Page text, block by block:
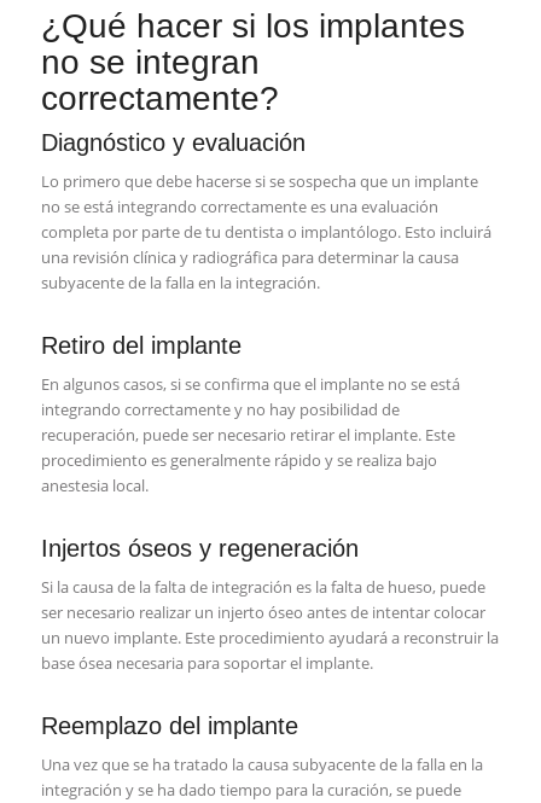
¿Qué hacer si los implantes
no se integran
correctamente?
Diagnóstico y evaluación
Lo primero que debe hacerse si se sospecha que un implante
no se está integrando correctamente es una evaluación
completa por parte de tu dentista o implantólogo. Esto incluirá
una revisión clínica y radiográfica para determinar la causa
subyacente de la falla en la integración.
Retiro del implante
En algunos casos, si se confirma que el implante no se está
integrando correctamente y no hay posibilidad de
recuperación, puede ser necesario retirar el implante. Este
procedimiento es generalmente rápido y se realiza bajo
anestesia local.
Injertos óseos y regeneración
Si la causa de la falta de integración es la falta de hueso, puede
ser necesario realizar un injerto óseo antes de intentar colocar
un nuevo implante. Este procedimiento ayudará a reconstruir la
base ósea necesaria para soportar el implante.
Reemplazo del implante
Una vez que se ha tratado la causa subyacente de la falla en la
integración y se ha dado tiempo para la curación, se puede